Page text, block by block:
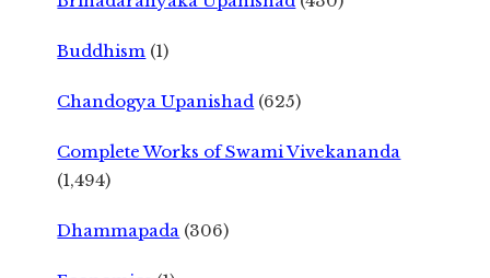
Buddhism (1)
Chandogya Upanishad (625)
Complete Works of Swami Vivekananda
(1,494)
Dhammapada (306)